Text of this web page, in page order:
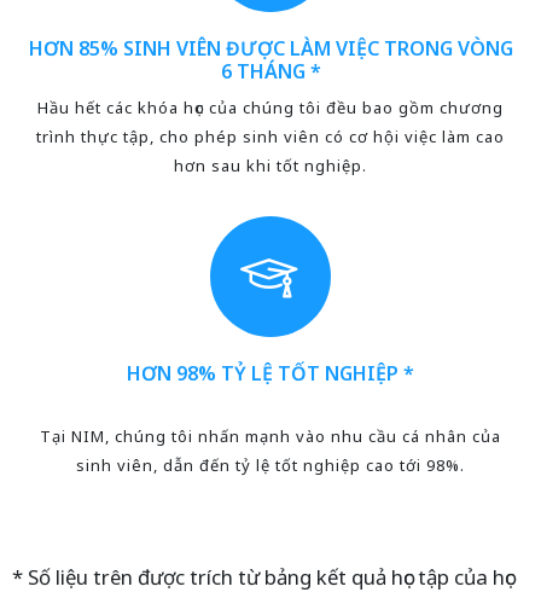
HƠN 85% SINH VIÊN ĐƯỢC LÀM VIỆC TRONG VÒNG
6 THÁNG *
Hầu hết các khóa học của chúng tôi đều bao gồm chương
trình thực tập, cho phép sinh viên có cơ hội việc làm cao
hơn sau khi tốt nghiệp.
HƠN 98% TỶ LỆ TỐT NGHIỆP *
Tại NIM, chúng tôi nhấn mạnh vào nhu cầu cá nhân của
sinh viên, dẫn đến tỷ lệ tốt nghiệp cao tới 98%.
* Số liệu trên được trích từ bảng kết quả học tập của học